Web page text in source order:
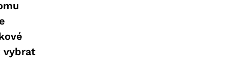
vybrat